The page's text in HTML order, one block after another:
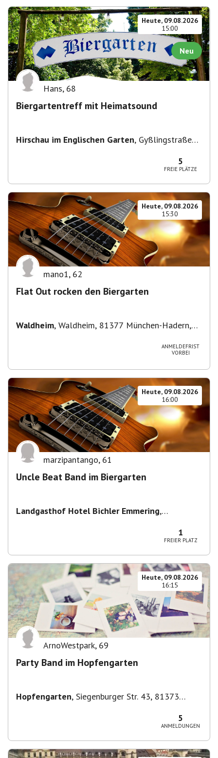
Heute, 09.08.2026
15:00
Neu
Hans, 68
Biergartentreff mit Heimatsound
Hirschau im Englischen Garten, Gyßlingstraße
5
FREIE PLÄTZE
Heute, 09.08.2026
15:30
mano1, 62
Flat Out rocken den Biergarten
Waldheim, Waldheim, 81377 München-Hadern,
ANMELDEFRIST
VORBEI
Heute, 09.08.2026
16:00
marzipantango, 61
Uncle Beat Band im Biergarten
Landgasthof Hotel Bichler Emmering,
1
FREIER PLATZ
Heute, 09.08.2026
16:15
ArnoWestpark, 69
Party Band im Hopfengarten
Hopfengarten, Siegenburger Str. 43, 81373
5
ANMELDUNGEN